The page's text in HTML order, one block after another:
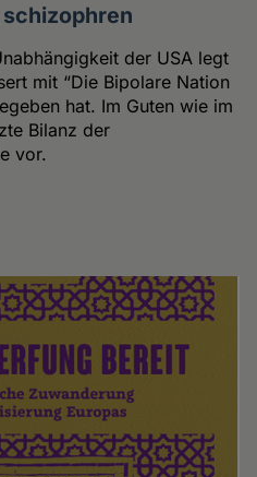
der USA legt
mit “Die Bipolare Nation
hat. Im Guten wie im
Bilanz der
vor.